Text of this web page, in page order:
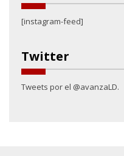
[instagram-feed]
Twitter
Tweets por el @avanzaLD.